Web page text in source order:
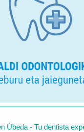
Úbeda - Tu dentista